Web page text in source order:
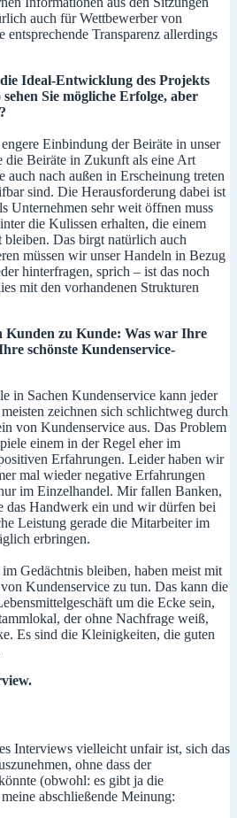
auch für Wettbewerber von
entsprechende Transparenz allerdings
Ideal-Entwicklung des Projekts
Sie mögliche Erfolge, aber
Einbindung der Beiräte in unser
die Beiräte in Zukunft als eine Art
nach außen in Erscheinung treten
sind. Die Herausforderung dabei ist
Unternehmen sehr weit öffnen muss
die Kulissen erhalten, die einem
Das birgt natürlich auch
müssen wir unser Handeln in Bezug
hinterfragen, sprich – ist das noch
mit den vorhandenen Strukturen
Kunden zu Kunde: Was war Ihre
schönste Kundenservice-
in Sachen Kundenservice kann jeder
zeichnen sich schlichtweg durch
von Kundenservice aus. Das Problem
einem in der Regel eher im
Erfahrungen. Leider haben wir
mal wieder negative Erfahrungen
im Einzelhandel. Mir fallen Banken,
das Handwerk ein und wir dürfen bei
Leistung gerade die Mitarbeiter im
erbringen.
Gedächtnis bleiben, haben meist mit
Kundenservice zu tun. Das kann die
um die Ecke sein,
der ohne Nachfrage weiß,
Es sind die Kleinigkeiten, die guten
Interviews vielleicht unfair ist, sich das
ohne dass der
(obwohl: es gibt ja die
abschließende Meinung: